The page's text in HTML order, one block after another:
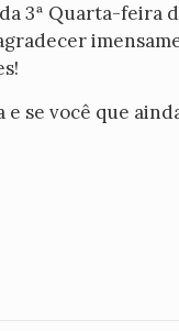
3ª Quarta-feira
e se você que